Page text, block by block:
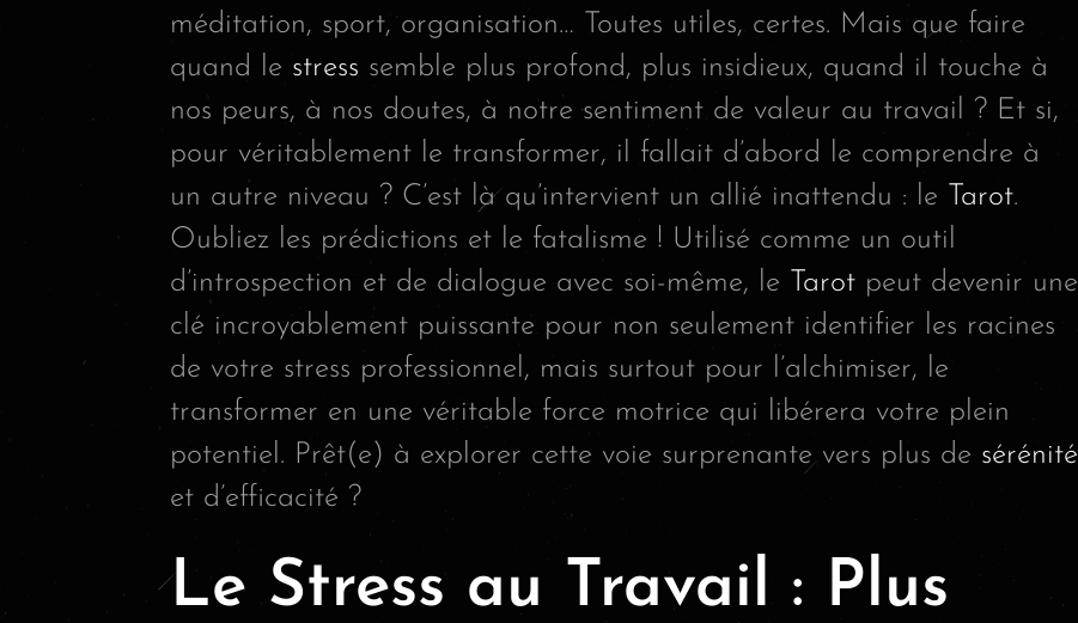
méditation, sport, organisation… Toutes utiles, certes. Mais que faire
quand le stress semble plus profond, plus insidieux, quand il touche à
nos peurs, à nos doutes, à notre sentiment de valeur au travail ? Et si,
pour véritablement le transformer, il fallait d’abord le comprendre à
un autre niveau ? C’est là qu’intervient un allié inattendu : le
Tarot.
Oubliez les prédictions et le fatalisme ! Utilisé comme un outil
d’introspection et de dialogue avec soi-même, le
Tarot peut devenir une
clé incroyablement puissante pour non seulement identifier les racines
de votre stress professionnel, mais surtout pour l’alchimiser, le
transformer en une véritable force motrice qui libérera votre plein
potentiel. Prêt(e) à explorer cette voie surprenante vers plus de sérénité
et d’efficacité ?
Le Stress au Travail : Plus